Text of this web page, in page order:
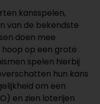
kansspelen,
van de bekendste
doen mee
op een grote
spelen hierbij
hun kans
om een
en zien loterijen